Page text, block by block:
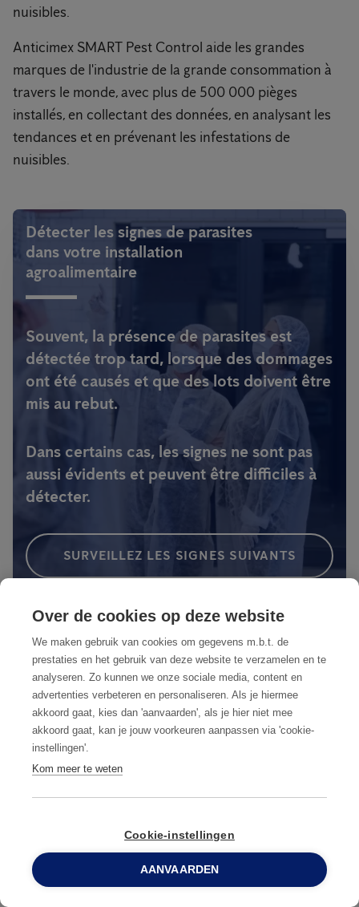
nuisibles.
Anticimex SMART Pest Control aide les grandes
marques de l'industrie de la grande consommation à
travers le monde, avec plus de 500 000 pièges
installés, en collectant des données, en analysant les
tendances et en prévenant les infestations de
nuisibles.
Détecter les signes de parasites
dans votre installation
agroalimentaire
Souvent, la présence de parasites est
détectée trop tard, lorsque des dommages
ont été causés et que des lots doivent être
mis au rebut.
Dans certains cas, les signes ne sont pas
aussi évidents et peuvent être difficiles à
détecter.
SURVEILLEZ LES SIGNES SUIVANTS
Quelles sont les normes et
réglementations obligatoires pour
l'industrie agroalimentaire ?
Un plan complet de lutte intégrée contre
les ravageurs vous aidera à naviguer dans
certitude que votre entreprise reste 100%
conforme à la réglementation.
0800 96 900
Over de cookies op deze website
We maken gebruik van cookies om gegevens m.b.t. de
prestaties en het gebruik van deze website te verzamelen en te
analyseren. Zo kunnen we onze sociale media, content en
advertenties verbeteren en personaliseren. Als je hiermee
akkoord gaat, kies dan 'aanvaarden', als je hier niet mee
akkoord gaat, kan je jouw voorkeuren aanpassen via 'cookie-
instellingen'.
Kom meer te weten
Cookie-instellingen
AANVAARDEN